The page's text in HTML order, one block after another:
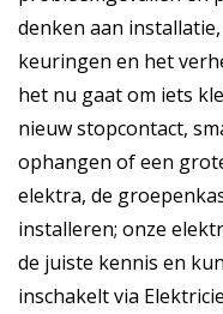
denken aan
keuringen en het
het nu gaat om iets
nieuw stopcontact,
ophangen of een
elektra, de
installeren; onze
de juiste kennis en
inschakelt via